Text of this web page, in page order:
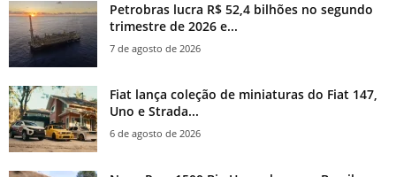
Petrobras lucra R$ 52,4 bilhões no segundo
trimestre de 2026 e...
7 de agosto de 2026
Fiat lança coleção de miniaturas do Fiat 147,
Uno e Strada...
6 de agosto de 2026